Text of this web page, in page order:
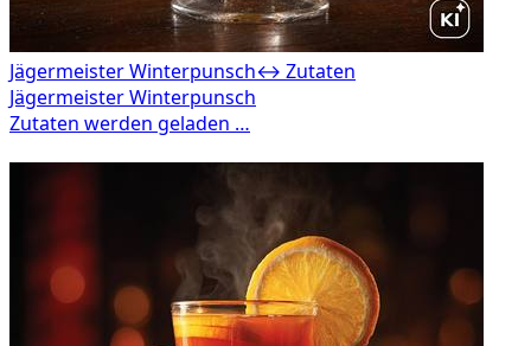
Jägermeister Winterpunsch↔ Zutaten